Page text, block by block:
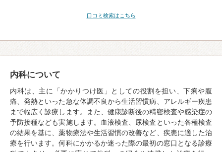
口コミ検索はこちら
内科について
内科は、主に「かかりつけ医」としての役割を担い、下痢や腹
痛、発熱といった急な体調不良から生活習慣病、アレルギー疾患
まで幅広く診療します。また、健康診断後の精密検査や感染症の
予防接種なども実施します。血液検査、尿検査といった各種検査
の結果を基に、薬物療法や生活習慣の改善など、疾患に適した治
療を行います。何科にかかるか迷った際の最初の窓口となる診療